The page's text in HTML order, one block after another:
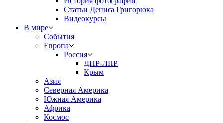
Статьи Дениса Григорюка
Видеокурсы
В мире
События
Европа
Россия
ДНР-ЛНР
Крым
Азия
Северная Америка
Южная Америка
Африка
Космос